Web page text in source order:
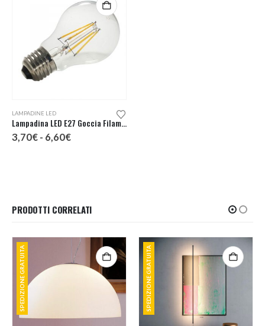
LAMPADINE LED
Lampadina LED E27 Goccia Filamento
3,70€ - 6,60€Fascia
PRODOTTI CORRELATI
SPEDIZIONE GRATUITA SPEDIZIONE GRATUITA